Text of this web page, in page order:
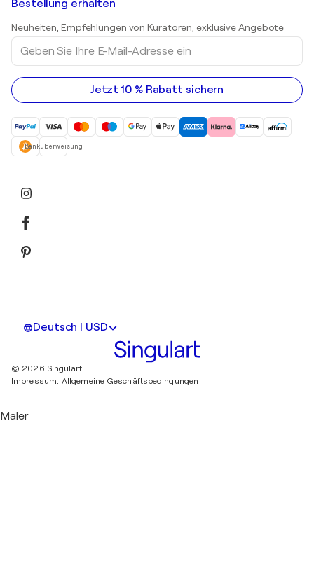
Drucke
Acrylgemälde
Kunstgalerien in Schweiz
Bestellung erhalten
Neuheiten, Empfehlungen von Kuratoren, exklusive Angebote
Geben
Sie
Ihre
E-
Mail-
Adresse
Jetzt 10 % Rabatt sichern
Banküberweisung
Deutsch | USD
© 2026 Singulart
Impressum. Allgemeine Geschäftsbedingungen
Maler